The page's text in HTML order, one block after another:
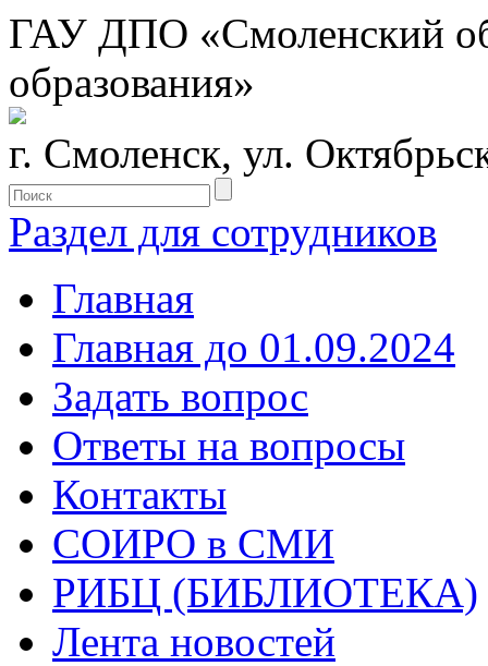
ГАУ ДПО «Смоленский
образования»
г. Смоленск, ул.
Раздел для сотрудников
Главная
Главная до 01.09.2024
Задать вопрос
Ответы на вопросы
Контакты
СОИРО в СМИ
РИБЦ (БИБЛИОТЕКА)
Лента новостей